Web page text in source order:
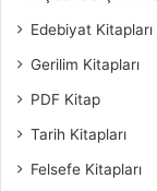
Edebiyat Kitapları
Gerilim Kitapları
PDF Kitap
Tarih Kitapları
Felsefe Kitapları